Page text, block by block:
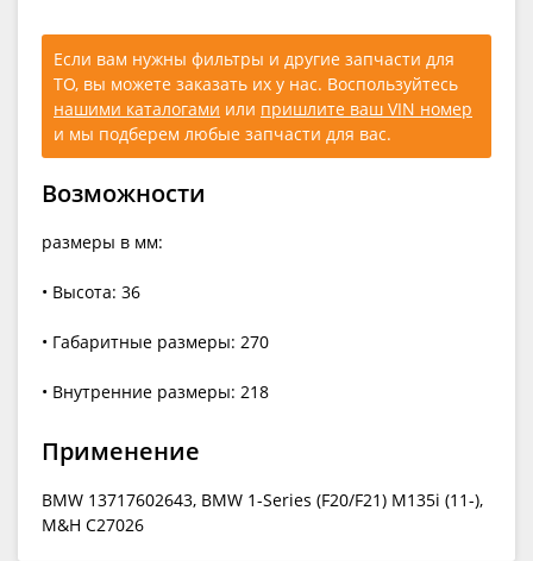
Если вам нужны фильтры и другие запчасти для
ТО, вы можете заказать их у нас. Воспользуйтесь
нашими каталогами или пришлите ваш VIN номер
и мы подберем любые запчасти для вас.
Возможности
размеры в мм:
• Высота: 36
• Габаритные размеры: 270
• Внутренние размеры: 218
Применение
BMW 13717602643, BMW 1-Series (F20/F21) M135i (11-),
M&H C27026